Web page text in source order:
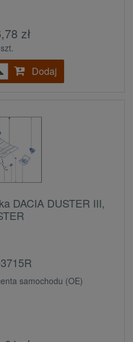
zł
Dodaj
DACIA DUSTER III,
samochodu (OE)